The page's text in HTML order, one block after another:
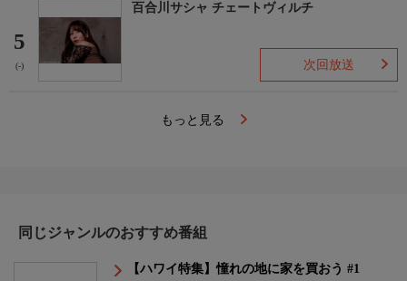
5
(-)
百合川サシャ チェートヴィルチ
次回放送
もっと見る
同じジャンルのおすすめ番組
【ハワイ特集】憧れの地に家を買おう #1